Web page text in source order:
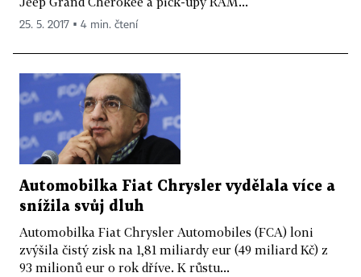
25. 5. 2017 ▪ 4 min. čtení
Automobilka Fiat Chrysler vydělala více a
snížila svůj dluh
Automobilka Fiat Chrysler Automobiles (FCA) loni
zvýšila čistý zisk na 1,81 miliardy eur (49 miliard Kč) z
93 milionů eur o rok dříve. K růstu...